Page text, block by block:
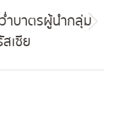
ำบาตรผู้นำกลุ่ม
เซีย